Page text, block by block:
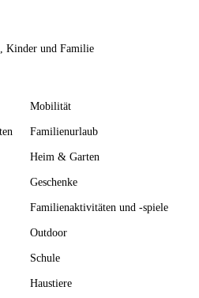
Kinder und Familie
Mobilität
Familienurlaub
Heim & Garten
Geschenke
Familienaktivitäten und -spiele
Outdoor
Schule
Haustiere